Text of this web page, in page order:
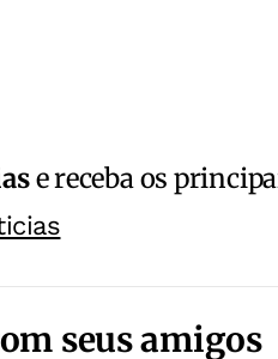
e receba os
seus amigos